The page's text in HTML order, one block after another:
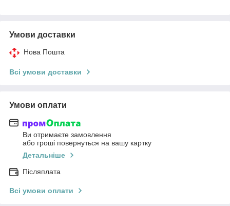
Умови доставки
Нова Пошта
Всі умови доставки
Умови оплати
Ви отримаєте замовлення
або гроші повернуться на вашу картку
Детальніше
Післяплата
Всі умови оплати